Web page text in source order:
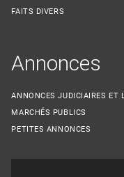
FAITS DIVERS
Annonces
ANNONCES JUDICIAIRES ET
MARCHÉS PUBLICS
PETITES ANNONCES